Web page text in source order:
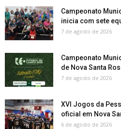
Campeonato
inicia com sete
7 de agosto de 2026
Campeonato
de Nova Santa
7 de agosto de 2026
XVI Jogos da
oficial em Nova
6 de agosto de 2026